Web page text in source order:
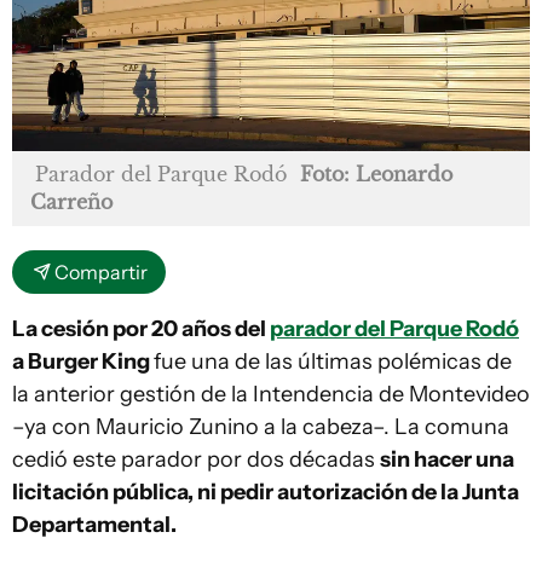
Parador del Parque Rodó Foto: Leonardo
Carreño
Compartir
La cesión por 20 años del parador del Parque Rodó
a Burger Kingfue una de las últimas polémicas de
la anterior gestión de la Intendencia de Montevideo
–ya con Mauricio Zunino a la cabeza–. La comuna
cedió este parador por dos décadas sin hacer una
licitación pública, ni pedir autorización de la Junta
Departamental.